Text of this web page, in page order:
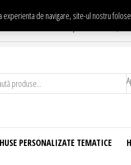
experienta de navigare, site-ul nostru
Te asteptam in Showroom
HUSE PERSONALIZATE TEMATICE